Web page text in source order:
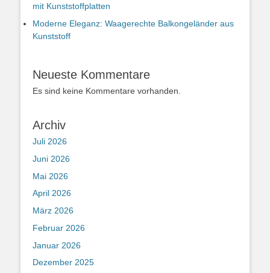
mit Kunststoffplatten
Moderne Eleganz: Waagerechte Balkongeländer aus
Kunststoff
Neueste Kommentare
Es sind keine Kommentare vorhanden.
Archiv
Juli 2026
Juni 2026
Mai 2026
April 2026
März 2026
Februar 2026
Januar 2026
Dezember 2025